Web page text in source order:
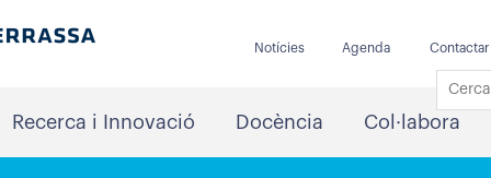
Notícies Agenda Contactar
Recerca i Innovació Docència Col·labora